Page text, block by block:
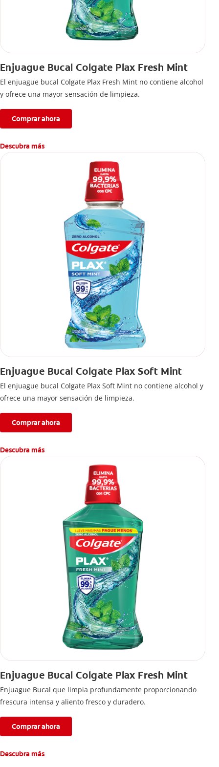
Enjuague Bucal Colgate Plax Fresh Mint
El enjuague bucal Colgate Plax Fresh Mint no contiene alcohol
y ofrece una mayor sensación de limpieza.
Comprar ahora
Descubra más
Enjuague Bucal Colgate Plax Soft Mint
El enjuague bucal Colgate Plax Soft Mint no contiene alcohol y
ofrece una mayor sensación de limpieza.
Comprar ahora
Descubra más
Enjuague Bucal Colgate Plax Fresh Mint
Enjuague Bucal que limpia profundamente proporcionando
frescura intensa y aliento fresco y duradero.
Comprar ahora
Descubra más